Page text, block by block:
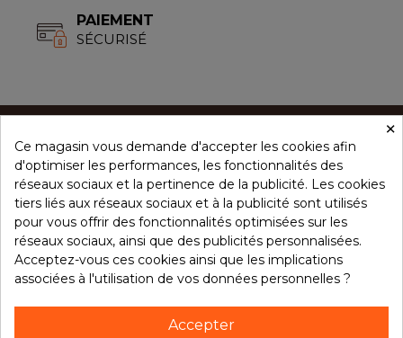
PAIEMENT
SÉCURISÉ
CONCEPT ÉPICES
NOS PRODUITS
VOTRE COMPTE
×
Ce magasin vous demande d'accepter les cookies afin
d'optimiser les performances, les fonctionnalités des
réseaux sociaux et la pertinence de la publicité. Les cookies
tiers liés aux réseaux sociaux et à la publicité sont utilisés
pour vous offrir des fonctionnalités optimisées sur les
réseaux sociaux, ainsi que des publicités personnalisées.
Acceptez-vous ces cookies ainsi que les implications
associées à l'utilisation de vos données personnelles ?
Accepter